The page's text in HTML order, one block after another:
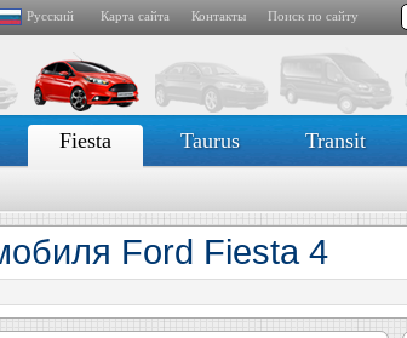
Русский Карта сайта Контакты Поиск по сайту
Fiesta Taurus Transit
Ford Fiesta 4